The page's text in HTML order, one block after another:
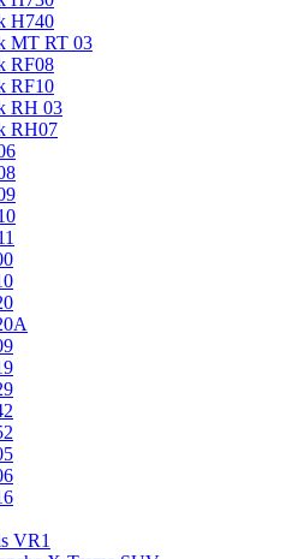
H740
MT RT 03
RF08
RF10
RH 03
RH07
VR1